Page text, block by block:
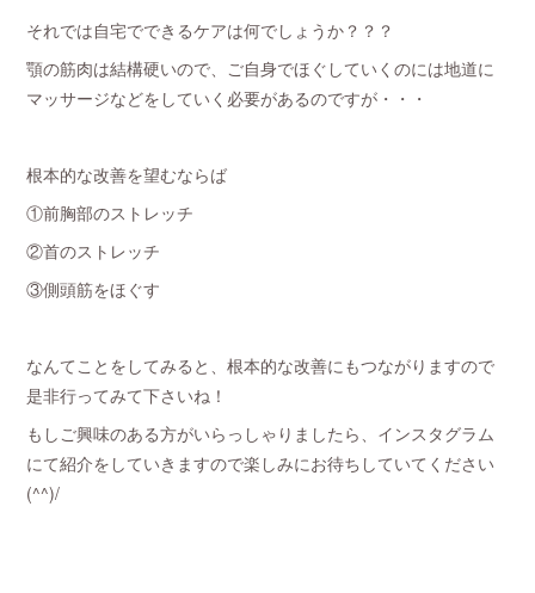
それでは自宅でできるケアは何でしょうか？？？
顎の筋肉は結構硬いので、ご自身でほぐしていくのには地道に
マッサージなどをしていく必要があるのですが・・・
根本的な改善を望むならば
①前胸部のストレッチ
②首のストレッチ
③側頭筋をほぐす
なんてことをしてみると、根本的な改善にもつながりますので
是非行ってみて下さいね！
もしご興味のある方がいらっしゃりましたら、インスタグラム
にて紹介をしていきますので楽しみにお待ちしていてください
(^^)/